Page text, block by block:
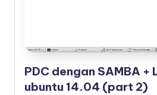
PDC dengan SAMBA +
ubuntu 14.04 (part 2)